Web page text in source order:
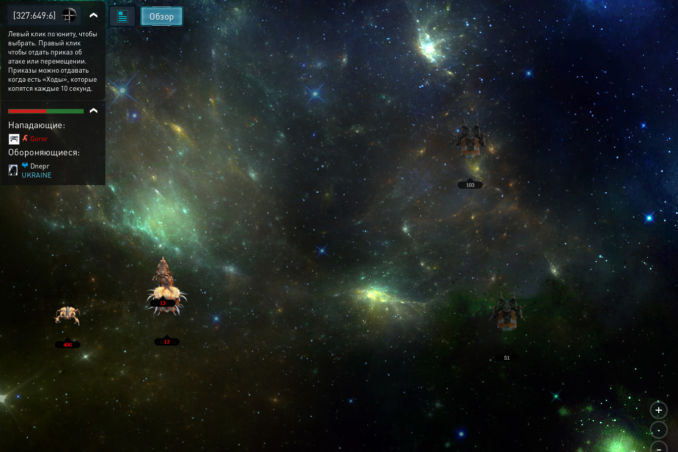
+
.
-
Обзор
[327:649:6]
Левый клик по юниту, чтобы
выбрать. Правый клик
чтобы отдать приказ об
атаке или перемещении.
Приказы можно отдавать
когда есть «Ходы», которые
копятся каждые 10 секунд.
Нападающие:
Goror
Обороняющиеся:
Dnepr
UKRAINE